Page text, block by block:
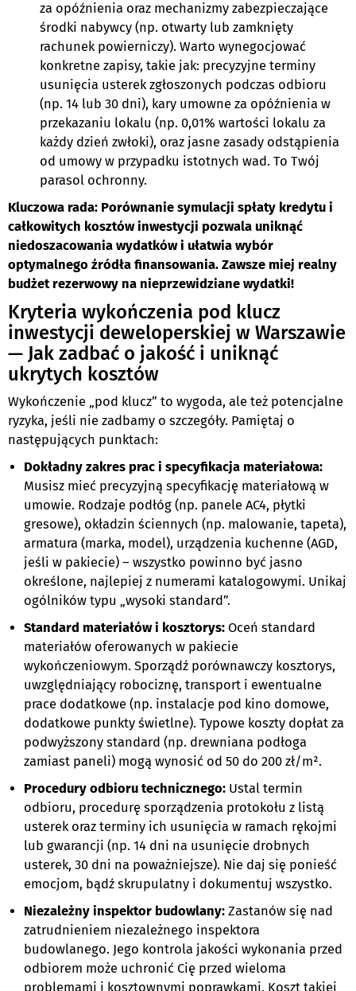
za opóźnienia oraz mechanizmy zabezpieczające
środki nabywcy (np. otwarty lub zamknięty
rachunek powierniczy). Warto wynegocjować
konkretne zapisy, takie jak: precyzyjne terminy
usunięcia usterek zgłoszonych podczas odbioru
(np. 14 lub 30 dni), kary umowne za opóźnienia w
przekazaniu lokalu (np. 0,01% wartości lokalu za
każdy dzień zwłoki), oraz jasne zasady odstąpienia
od umowy w przypadku istotnych wad. To Twój
parasol ochronny.
Kluczowa rada: Porównanie symulacji spłaty kredytu i
całkowitych kosztów inwestycji pozwala uniknąć
niedoszacowania wydatków i ułatwia wybór
optymalnego źródła finansowania. Zawsze miej realny
budżet rezerwowy na nieprzewidziane wydatki!
Kryteria wykończenia pod klucz
inwestycji deweloperskiej w Warszawie
— Jak zadbać o jakość i uniknąć
ukrytych kosztów
Wykończenie „pod klucz” to wygoda, ale też potencjalne
ryzyka, jeśli nie zadbamy o szczegóły. Pamiętaj o
następujących punktach:
Dokładny zakres prac i specyfikacja materiałowa:
Musisz mieć precyzyjną specyfikację materiałową w
umowie. Rodzaje podłóg (np. panele AC4, płytki
gresowe), okładzin ściennych (np. malowanie, tapeta),
armatura (marka, model), urządzenia kuchenne (AGD,
jeśli w pakiecie) – wszystko powinno być jasno
określone, najlepiej z numerami katalogowymi. Unikaj
ogólników typu „wysoki standard”.
Standard materiałów i kosztorys: Oceń standard
materiałów oferowanych w pakiecie
wykończeniowym. Sporządź porównawczy kosztorys,
uwzględniający robociznę, transport i ewentualne
prace dodatkowe (np. instalacje pod kino domowe,
dodatkowe punkty świetlne). Typowe koszty dopłat za
podwyższony standard (np. drewniana podłoga
zamiast paneli) mogą wynosić od 50 do 200 zł/m².
Procedury odbioru technicznego: Ustal termin
odbioru, procedurę sporządzenia protokołu z listą
usterek oraz terminy ich usunięcia w ramach rękojmi
lub gwarancji (np. 14 dni na usunięcie drobnych
usterek, 30 dni na poważniejsze). Nie daj się ponieść
emocjom, bądź skrupulatny i dokumentuj wszystko.
Niezależny inspektor budowlany: Zastanów się nad
zatrudnieniem niezależnego inspektora
budowlanego. Jego kontrola jakości wykonania przed
odbiorem może uchronić Cię przed wieloma
problemami i kosztownymi poprawkami. Koszt takiej